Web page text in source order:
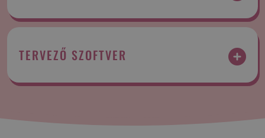
TERVEZŐ SZOFTVER